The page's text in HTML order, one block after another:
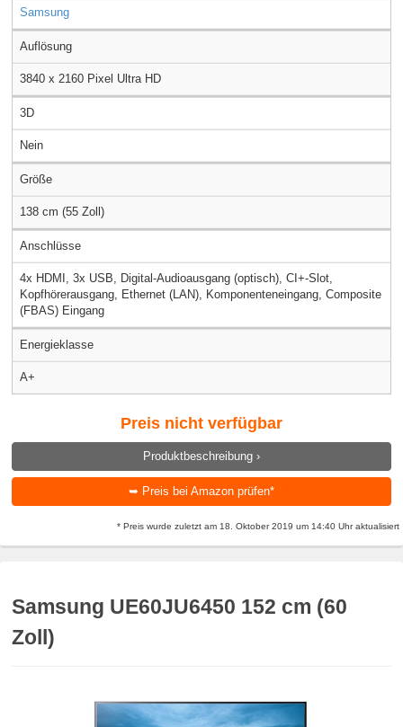
Samsung
Auflösung
3840 x 2160 Pixel Ultra HD
3D
Nein
Größe
138 cm (55 Zoll)
Anschlüsse
4x HDMI, 3x USB, Digital-Audioausgang (optisch), CI+-Slot,
Kopfhörerausgang, Ethernet (LAN), Komponenteneingang, Composite
(FBAS) Eingang
Energieklasse
A+
Preis nicht verfügbar
Produktbeschreibung ›
➥ Preis bei Amazon prüfen*
* Preis wurde zuletzt am 18. Oktober 2019 um 14:40 Uhr aktualisiert
Samsung UE60JU6450 152 cm (60
Zoll)